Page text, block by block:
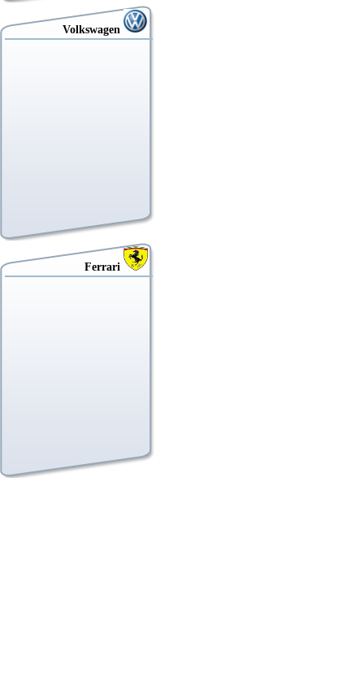
Volkswagen
Ferrari